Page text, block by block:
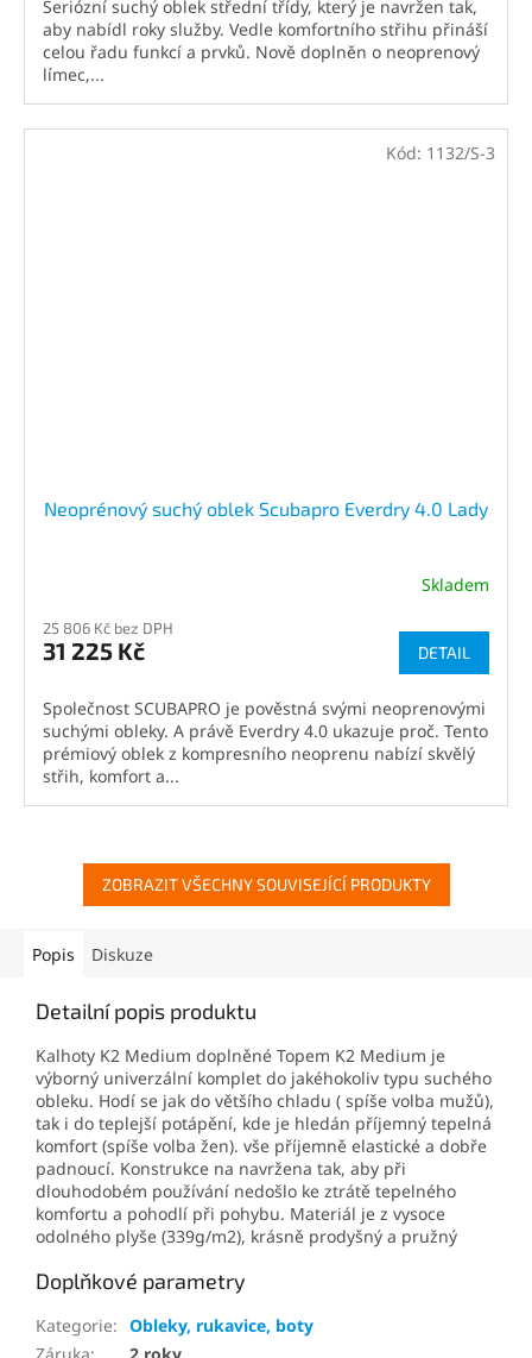
Seriózní suchý oblek střední třídy, který je navržen tak,
aby nabídl roky služby. Vedle komfortního střihu přináší
celou řadu funkcí a prvků. Nově doplněn o neoprenový
límec,...
Neoprénový suchý oblek Scubapro Everdry 4.0 Lady
Skladem
25 806 Kč bez DPH
31 225 Kč DETAIL
Společnost SCUBAPRO je pověstná svými neoprenovými
suchými obleky. A právě Everdry 4.0 ukazuje proč. Tento
prémiový oblek z kompresního neoprenu nabízí skvělý
střih, komfort a...
Kód: 1132/S-3
ZOBRAZIT VŠECHNY SOUVISEJÍCÍ PRODUKTY
Popis Diskuze
Detailní popis produktu
Kalhoty K2 Medium doplněné Topem K2 Medium je
výborný univerzální komplet do jakéhokoliv typu suchého
obleku. Hodí se jak do většího chladu ( spíše volba mužů),
tak i do teplejší potápění, kde je hledán příjemný tepelná
komfort (spíše volba žen). vše příjemně elastické a dobře
padnoucí. Konstrukce na navržena tak, aby při
dlouhodobém používání nedošlo ke ztrátě tepelného
komfortu a pohodlí při pohybu. Materiál je z vysoce
odolného plyše (339g/m2), krásně prodyšný a pružný
Doplňkové parametry
Kategorie: Obleky, rukavice, boty